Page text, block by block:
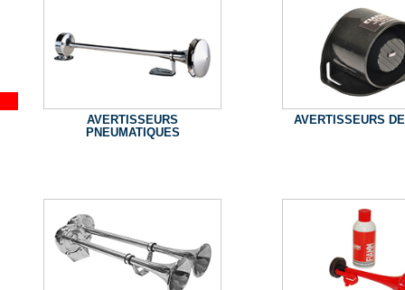
AVERTISSEURS
PNEUMATIQUES
AVERTISSEURS